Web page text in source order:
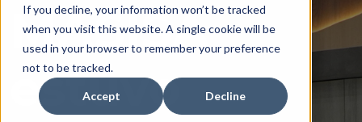
If you decline, your information won’t be tracked
when you visit this website. A single cookie will be
used in your browser to remember your preference
not to be tracked.
Accept Decline
MASISA
estuvo